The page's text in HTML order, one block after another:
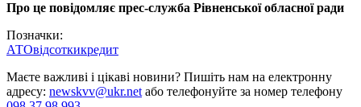
Про це повідомляє прес-служба Рівненської обласної ради
Позначки:
АТОвідсоткикредит
Маєте важливі і цікаві новини? Пишіть нам на електронну
адресу: newskvv@ukr.netабо телефонуйте за номер телефону